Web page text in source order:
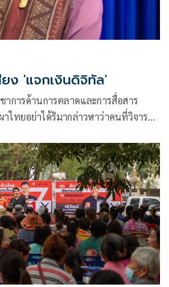
ยง 'แจกเงินดิจิทัล'
การด้านการตลาดและการสื่อสาร
ไทยอย่าได้ริมากล่าวหาว่าคนที่วิจารณ์